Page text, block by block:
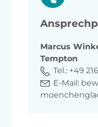
Marcus
Tempton
Tel.: +49
E-Mail: